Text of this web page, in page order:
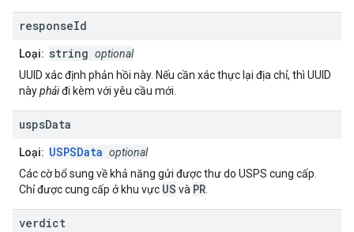
responseId
Loại: string optional
UUID xác định phản hồi này. Nếu cần xác thực lại địa chỉ, thì UUID
nàyphảiđi kèm với yêu cầu mới.
uspsData
Loại: USPSData optional
Các cờ bổ sung về khả năng gửi được thư do USPS cung cấp.
Chỉ được cung cấp ở khu vực US và PR.
verdict